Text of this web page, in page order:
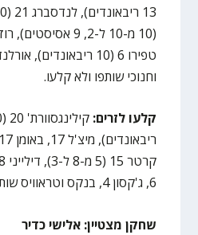
וחנוכי שותפו ולא קלעו.
קלעו לזרים:
6, ג'קסון 4, בנקס וטראוויס שותפו ולא קלעו.
שחקן מצטיין: אלישי כדיר